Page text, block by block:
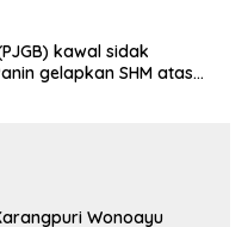
kawal sidak
gelapkan SHM atas
Wonoayu